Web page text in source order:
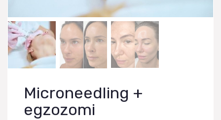
PREUZIMANJA
Microneedling +
egzozomi